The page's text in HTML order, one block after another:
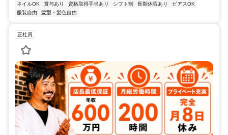
ネイルOK
賞与あり 資格取得手当あり シフト制 長期休暇あり
ピアスOK
服装自由
髪型・髪色自由
正社員